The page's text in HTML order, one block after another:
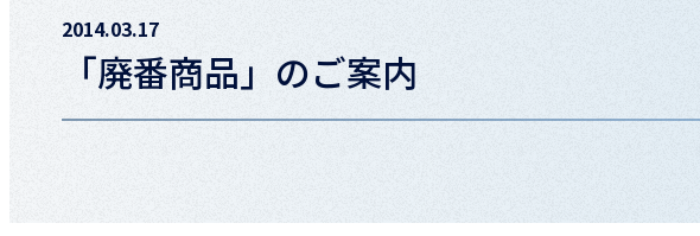
2014.03.17
「廃番商品」のご案内